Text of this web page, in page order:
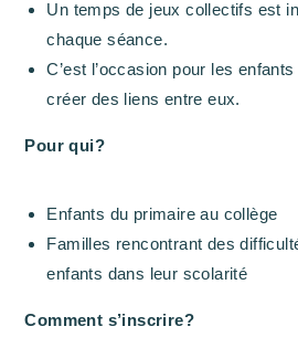
Un temps de jeux collectifs est
chaque séance.
C’est l’occasion pour les
créer des liens entre eux.
Pour qui?
Enfants du primaire au collège
Familles rencontrant des
enfants dans leur scolarité
Comment s’inscrire?